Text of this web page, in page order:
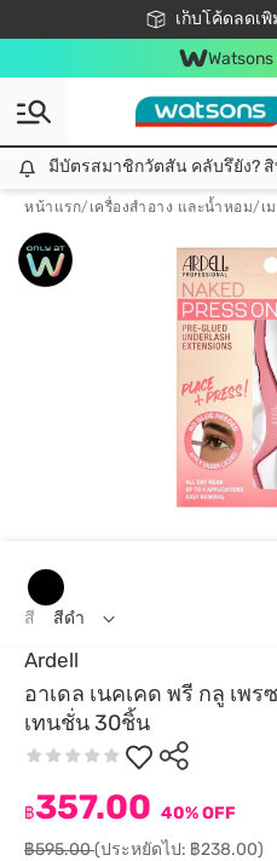
เก็บโค้ดลดเ
ชอปออนไลน์ครั้งแ
📦ส่งฟรี!
สมาชิกวัต
มีบัตรสมาชิกวัตสัน คลับรึยัง?
หน้าแรก/ เครื่องสำอาง และน้ำหอม/ เ
Ardell
อาเดล เนคเคด พรี กลู เพ
เทนชั่น 30ชิ้น
฿357.00 40% OFF
฿595.00(ประหยัดไป: ฿238.00)
สี สีดำ